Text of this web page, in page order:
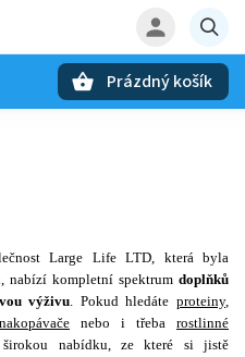
Prázdný košík
Large Life LTD, která byla
nabízí kompletní spektrum doplňků
výživu. Pokud hledáte proteiny,
nebo i třeba rostlinné
nabídku, ze které si jistě